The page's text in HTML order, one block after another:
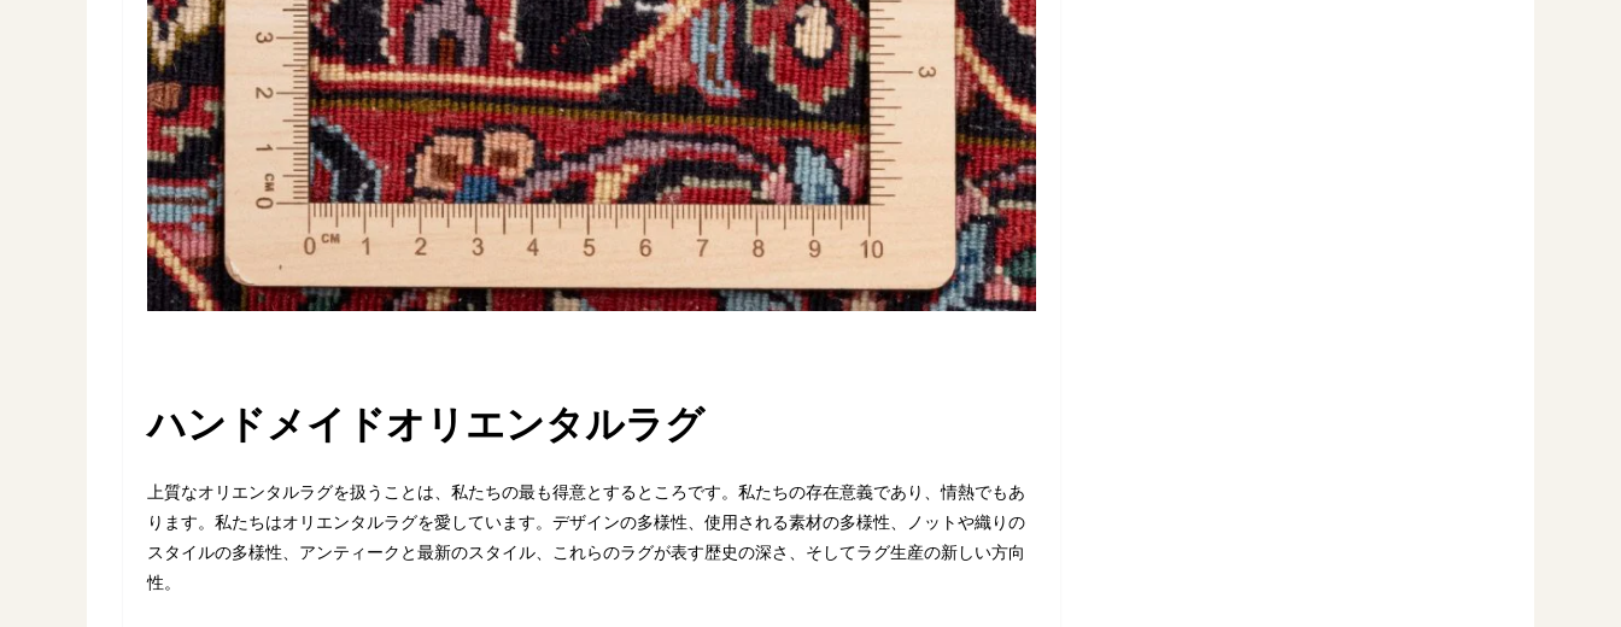
ハンドメイドオリエンタルラグ
上質なオリエンタルラグを扱うことは、私たちの最も得意とするところです。私たちの存在意義であり、情熱でもあ
ります。私たちはオリエンタルラグを愛しています。デザインの多様性、使用される素材の多様性、ノットや織りの
スタイルの多様性、アンティークと最新のスタイル、これらのラグが表す歴史の深さ、そしてラグ生産の新しい方向
性。